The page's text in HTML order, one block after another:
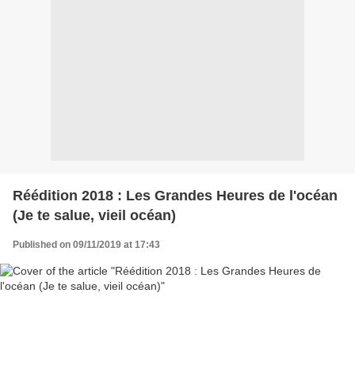
Réédition 2018 : Les Grandes Heures de l'océan
(Je te salue, vieil océan)
Published on 09/11/2019 at 17:43